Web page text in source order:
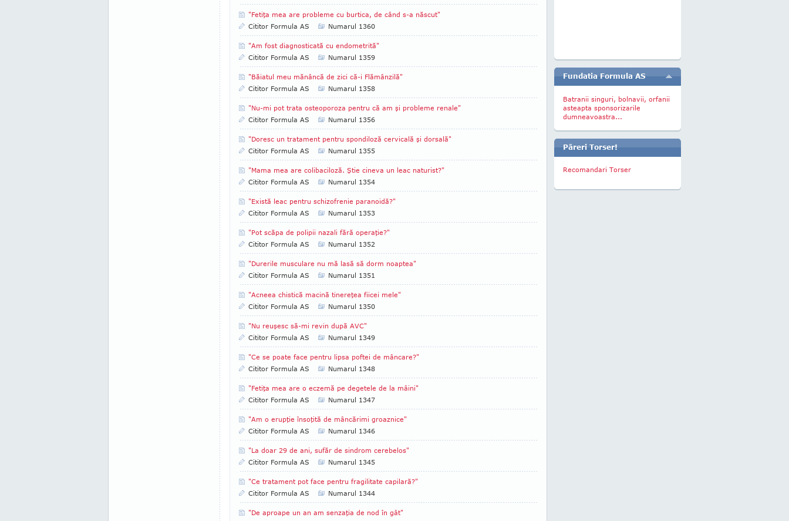
"Fetiţa mea are probleme cu burtica, de când s-a născut"
Cititor Formula AS
Numarul 1360
"Am fost diagnosticată cu endometrită"
Cititor Formula AS
Numarul 1359
"Băiatul meu mănâncă de zici că-i Flămânzilă"
Cititor Formula AS
Numarul 1358
"Nu-mi pot trata osteoporoza pentru că am şi probleme renale"
Cititor Formula AS
Numarul 1356
"Doresc un tratament pentru spondiloză cervicală şi dorsală"
Cititor Formula AS
Numarul 1355
"Mama mea are colibaciloză. Ştie cineva un leac naturist?"
Cititor Formula AS
Numarul 1354
"Există leac pentru schizofrenie paranoidă?"
Cititor Formula AS
Numarul 1353
"Pot scăpa de polipii nazali fără operaţie?"
Cititor Formula AS
Numarul 1352
"Durerile musculare nu mă lasă să dorm noaptea"
Cititor Formula AS
Numarul 1351
"Acneea chistică macină tinereţea fiicei mele"
Cititor Formula AS
Numarul 1350
"Nu reuşesc să-mi revin după AVC"
Cititor Formula AS
Numarul 1349
"Ce se poate face pentru lipsa poftei de mâncare?"
Cititor Formula AS
Numarul 1348
"Fetiţa mea are o eczemă pe degetele de la mâini"
Cititor Formula AS
Numarul 1347
"Am o erupţie însoţită de mâncărimi groaznice"
Cititor Formula AS
Numarul 1346
"La doar 29 de ani, sufăr de sindrom cerebelos"
Cititor Formula AS
Numarul 1345
"Ce tratament pot face pentru fragilitate capilară?"
Cititor Formula AS
Numarul 1344
"De aproape un an am senzaţia de nod în gât"
Fundatia Formula AS
Batranii singuri, bolnavii, orfanii
asteapta sponsorizarile
dumneavoastra...
Păreri Torser!
Recomandari Torser